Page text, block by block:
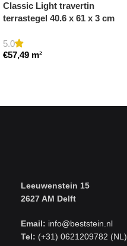
Classic Light travertin
terrastegel 40.6 x 61 x 3 cm
5.0
€57,49 m²
Leeuwenstein 15
2627 AM Delft
Email: info@beststein.nl
Tel: (+31) 0621209782 (NL)